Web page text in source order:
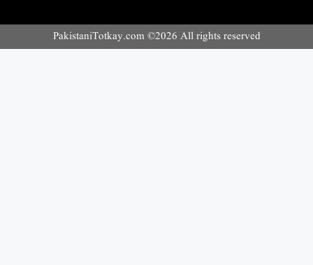
PakistaniTotkay.com ©2026 All rights reserved